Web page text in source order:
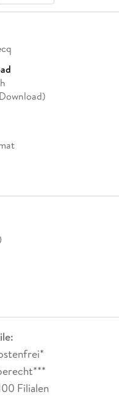
Filialen